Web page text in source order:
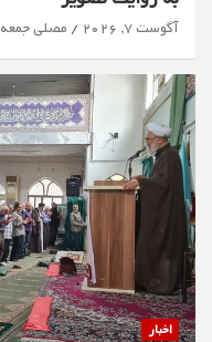
آگوست 7, 2026 مصلی جمعه
اخبار